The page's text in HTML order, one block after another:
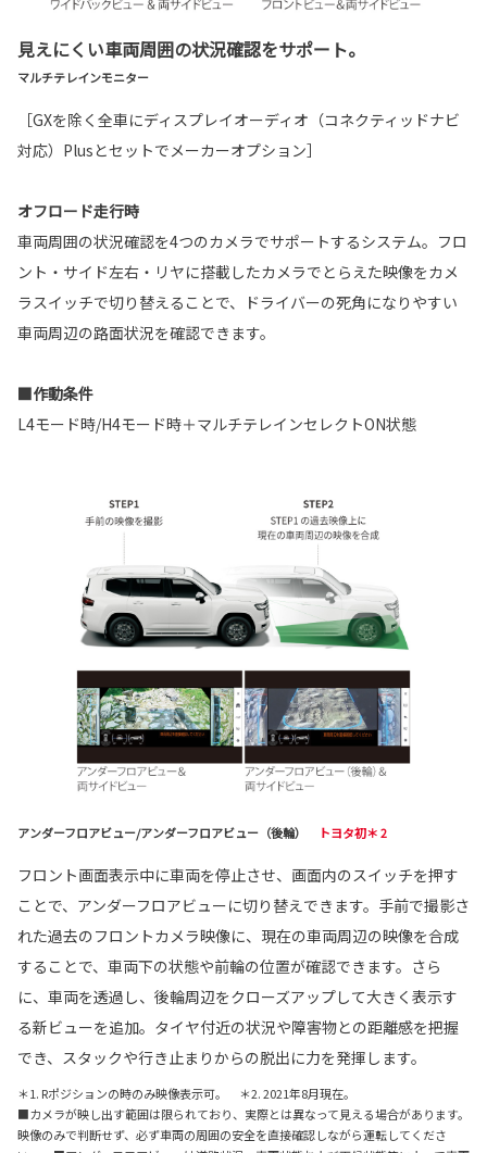
見えにくい車両周囲の状況確認をサポート。
マルチテレインモニター
［GXを除く全車にディスプレイオーディオ（コネクティッドナビ
対応）Plusとセットでメーカーオプション］
オフロード走行時
車両周囲の状況確認を4つのカメラでサポートするシステム。フロ
ント・サイド左右・リヤに搭載したカメラでとらえた映像をカメ
ラスイッチで切り替えることで、ドライバーの死角になりやすい
車両周辺の路面状況を確認できます。
■作動条件
L4モード時/H4モード時＋マルチテレインセレクトON状態
アンダーフロアビュー/アンダーフロアビュー（後輪） トヨタ初＊ 2
フロント画面表示中に車両を停止させ、画面内のスイッチを押す
ことで、アンダーフロアビューに切り替えできます。手前で撮影さ
れた過去のフロントカメラ映像に、現在の車両周辺の映像を合成
することで、車両下の状態や前輪の位置が確認できます。さら
に、車両を透過し、後輪周辺をクローズアップして大きく表示す
る新ビューを追加。タイヤ付近の状況や障害物との距離感を把握
でき、スタックや行き止まりからの脱出に力を発揮します。
＊1. Rポジションの時のみ映像表示可。 ＊2. 2021年8月現在。
■カメラが映し出す範囲は限られており、実際とは異なって見える場合があります。
映像のみで判断せず、必ず車両の周囲の安全を直接確認しながら運転してくださ